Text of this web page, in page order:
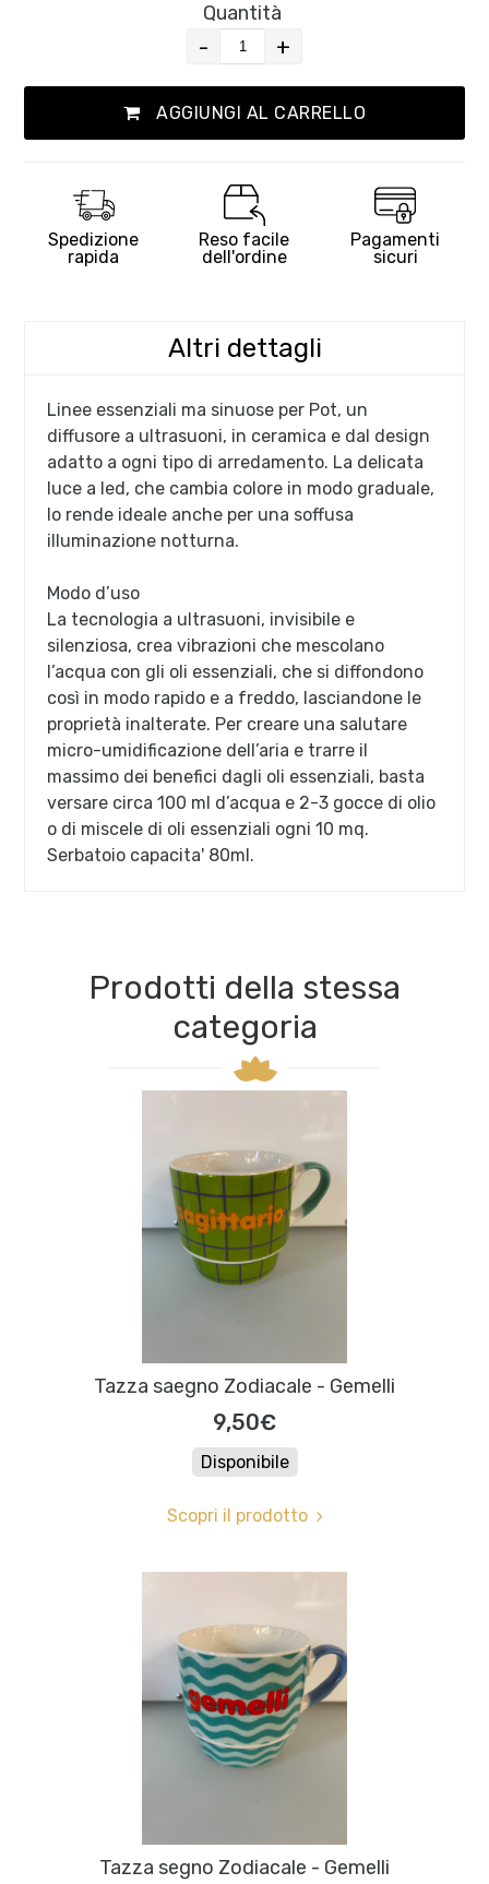
Quantità
- +
AGGIUNGI AL CARRELLO
Spedizione
rapida
Reso facile
dell'ordine
Pagamenti
sicuri
Altri dettagli
Linee essenziali ma sinuose per Pot, un
diffusore a ultrasuoni, in ceramica e dal design
adatto a ogni tipo di arredamento. La delicata
luce a led, che cambia colore in modo graduale,
lo rende ideale anche per una soffusa
illuminazione notturna.
Modo d’uso
La tecnologia a ultrasuoni, invisibile e
silenziosa, crea vibrazioni che mescolano
l’acqua con gli oli essenziali, che si diffondono
così in modo rapido e a freddo, lasciandone le
proprietà inalterate. Per creare una salutare
micro-umidificazione dell’aria e trarre il
massimo dei benefici dagli oli essenziali, basta
versare circa 100 ml d’acqua e 2-3 gocce di olio
o di miscele di oli essenziali ogni 10 mq.
Serbatoio capacita' 80ml.
Prodotti della stessa
categoria
Tazza saegno Zodiacale - Gemelli
9,50€
Disponibile
Scopri il prodotto
Tazza segno Zodiacale - Gemelli